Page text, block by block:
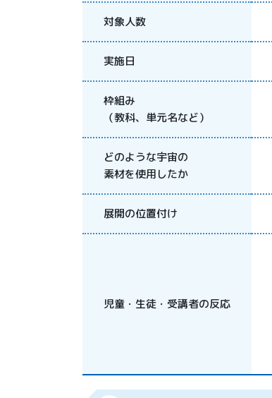
対象人数
実施日
枠組み
（教科、単元名など）
どのような宇宙の
素材を使用したか
展開の位置付け
児童・生徒・受講者の反応